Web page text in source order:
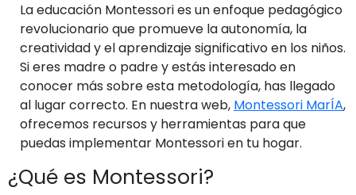
La educación Montessori es un enfoque pedagógico
revolucionario que promueve la autonomía, la
creatividad y el aprendizaje significativo en los niños.
Si eres madre o padre y estás interesado en
conocer más sobre esta metodología, has llegado
al lugar correcto. En nuestra web, Montessori MarÍA,
ofrecemos recursos y herramientas para que
puedas implementar Montessori en tu hogar.
¿Qué es Montessori?